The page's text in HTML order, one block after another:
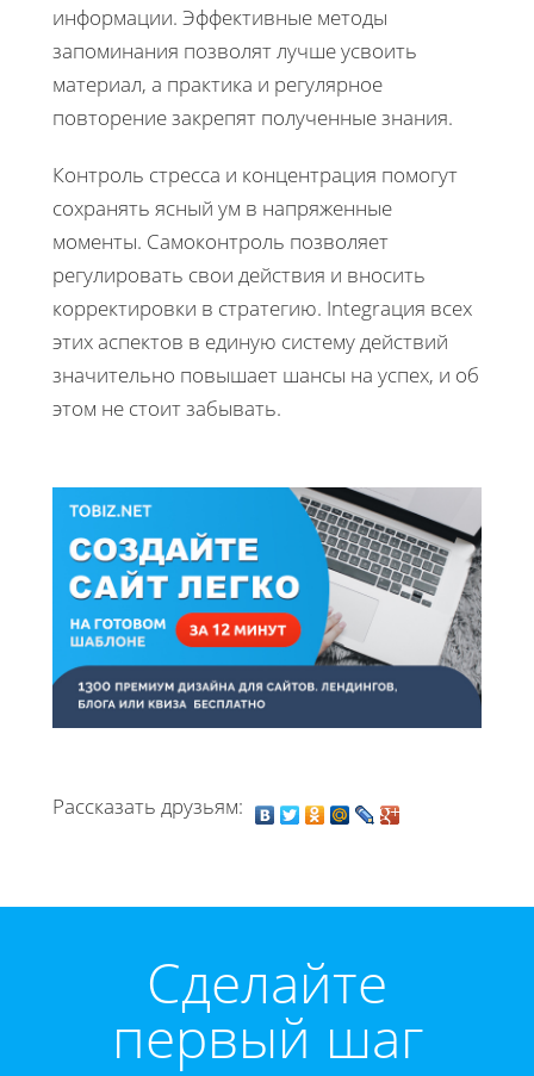
информации. Эффективные методы
запоминания позволят лучше усвоить
материал, а практика и регулярное
повторение закрепят полученные знания.
Контроль стресса и концентрация помогут
сохранять ясный ум в напряженные
моменты. Самоконтроль позволяет
регулировать свои действия и вносить
корректировки в стратегию. Integraция всех
этих аспектов в единую систему действий
значительно повышает шансы на успех, и об
этом не стоит забывать.
Рассказать друзьям:
Cделайте
первый шаг